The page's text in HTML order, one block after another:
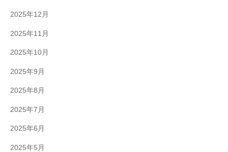
2025年12月
2025年11月
2025年10月
2025年9月
2025年8月
2025年7月
2025年6月
2025年5月